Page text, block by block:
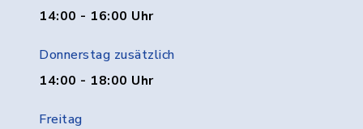
14:00 - 16:00 Uhr
Donnerstag zusätzlich
14:00 - 18:00 Uhr
Freitag